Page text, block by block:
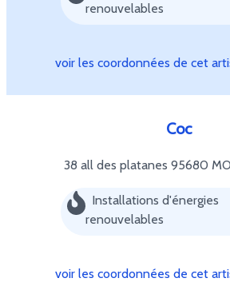
renouvelables
voir les coordonnées de cet
Coc
38 all des platanes 95680
Installations d'énergies
renouvelables
voir les coordonnées de cet